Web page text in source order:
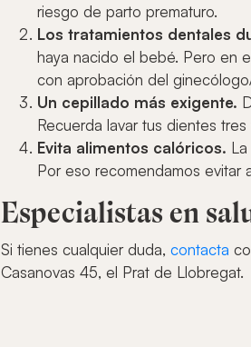
riesgo de parto prematuro.
Los tratamientos dentales
haya nacido el bebé. Pero en
con aprobación del
Un cepillado más exigente.
Recuerda lavar tus dientes
Evita alimentos calóricos.
Por eso recomendamos evitar
Especialistas en
Si tienes cualquier duda, contacta
Casanovas 45, el Prat de Llobregat.